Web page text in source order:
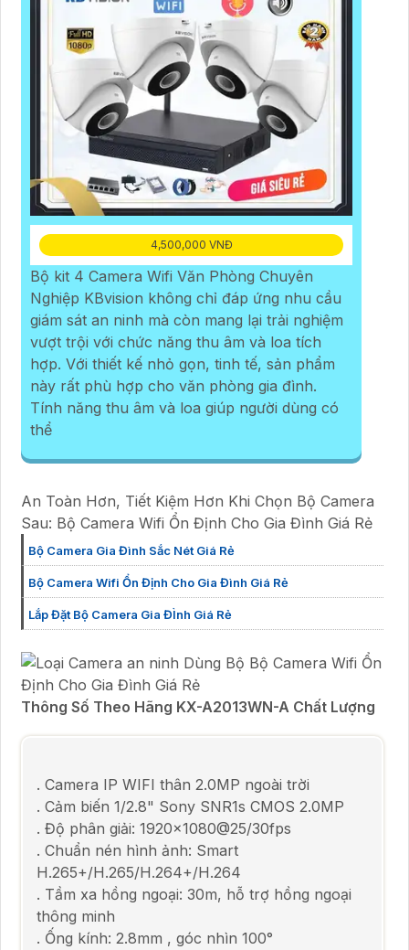
4,500,000 VNĐ
Bộ kit 4 Camera Wifi Văn Phòng Chuyên
Nghiệp KBvision không chỉ đáp ứng nhu cầu
giám sát an ninh mà còn mang lại trải nghiệm
vượt trội với chức năng thu âm và loa tích
hợp. Với thiết kế nhỏ gọn, tinh tế, sản phẩm
này rất phù hợp cho văn phòng gia đình.
Tính năng thu âm và loa giúp người dùng có
thể
An Toàn Hơn, Tiết Kiệm Hơn Khi Chọn Bộ Camera
Sau: Bộ Camera Wifi Ổn Định Cho Gia Đình Giá Rẻ
Bộ Camera Gia Đình Sắc Nét Giá Rẻ
Bộ Camera Wifi Ổn Định Cho Gia Đình Giá Rẻ
Lắp Đặt Bộ Camera Gia ĐÌnh Giá Rẻ
Thông Số Theo Hãng KX-A2013WN-A Chất Lượng
. Camera IP WIFI thân 2.0MP ngoài trời
. Cảm biến 1/2.8" Sony SNR1s CMOS 2.0MP
. Độ phân giải: 1920x1080@25/30fps
. Chuẩn nén hình ảnh: Smart
H.265+/H.265/H.264+/H.264
. Tầm xa hồng ngoại: 30m, hỗ trợ hồng ngoại
thông minh
. Ống kính: 2.8mm , góc nhìn 100°